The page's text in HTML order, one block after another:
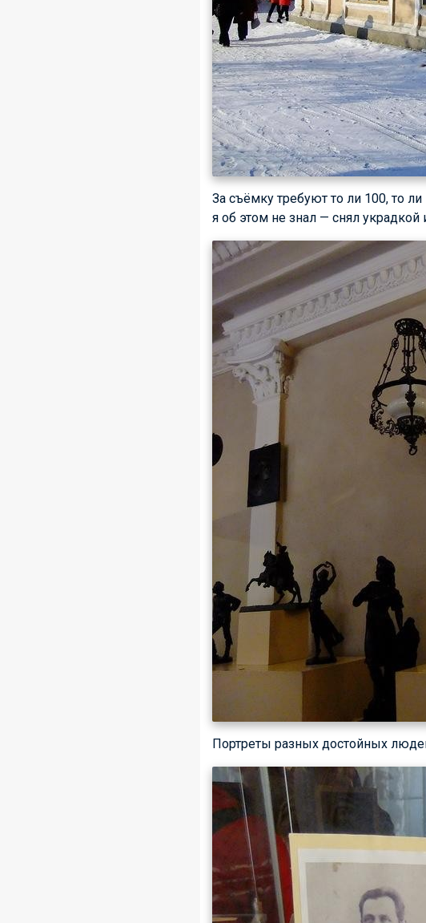
За съёмку требуют то ли 100, то
я об этом не знал — снял украдкой
Портреты разных достойных